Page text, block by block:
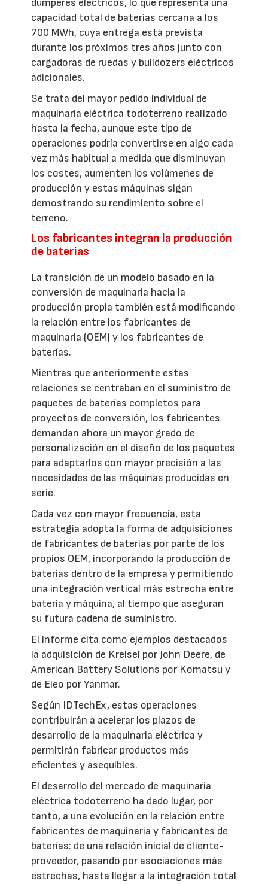
dúmperes eléctricos, lo que representa una
capacidad total de baterías cercana a los
700 MWh, cuya entrega está prevista
durante los próximos tres años junto con
cargadoras de ruedas y bulldozers eléctricos
adicionales.
Se trata del mayor pedido individual de
maquinaria eléctrica todoterreno realizado
hasta la fecha, aunque este tipo de
operaciones podría convertirse en algo cada
vez más habitual a medida que disminuyan
los costes, aumenten los volúmenes de
producción y estas máquinas sigan
demostrando su rendimiento sobre el
terreno.
Los fabricantes integran la producción
de baterías
La transición de un modelo basado en la
conversión de maquinaria hacia la
producción propia también está modificando
la relación entre los fabricantes de
maquinaria (OEM) y los fabricantes de
baterías.
Mientras que anteriormente estas
relaciones se centraban en el suministro de
paquetes de baterías completos para
proyectos de conversión, los fabricantes
demandan ahora un mayor grado de
personalización en el diseño de los paquetes
para adaptarlos con mayor precisión a las
necesidades de las máquinas producidas en
serie.
Cada vez con mayor frecuencia, esta
estrategia adopta la forma de adquisiciones
de fabricantes de baterías por parte de los
propios OEM, incorporando la producción de
baterías dentro de la empresa y permitiendo
una integración vertical más estrecha entre
batería y máquina, al tiempo que aseguran
su futura cadena de suministro.
El informe cita como ejemplos destacados
la adquisición de Kreisel por John Deere, de
American Battery Solutions por Komatsu y
de Eleo por Yanmar.
Según IDTechEx, estas operaciones
contribuirán a acelerar los plazos de
desarrollo de la maquinaria eléctrica y
permitirán fabricar productos más
eficientes y asequibles.
El desarrollo del mercado de maquinaria
eléctrica todoterreno ha dado lugar, por
tanto, a una evolución en la relación entre
fabricantes de maquinaria y fabricantes de
baterías: de una relación inicial de cliente-
proveedor, pasando por asociaciones más
estrechas, hasta llegar a la integración total